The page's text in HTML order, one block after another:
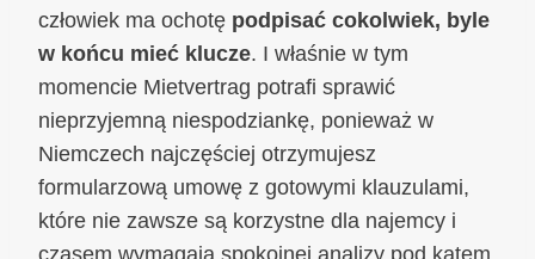
człowiek ma ochotę podpisać cokolwiek, byle
w końcu mieć klucze. I właśnie w tym
momencie Mietvertrag potrafi sprawić
nieprzyjemną niespodziankę, ponieważ w
Niemczech najczęściej otrzymujesz
formularzową umowę z gotowymi klauzulami,
które nie zawsze są korzystne dla najemcy i
czasem wymagają spokojnej analizy pod kątem